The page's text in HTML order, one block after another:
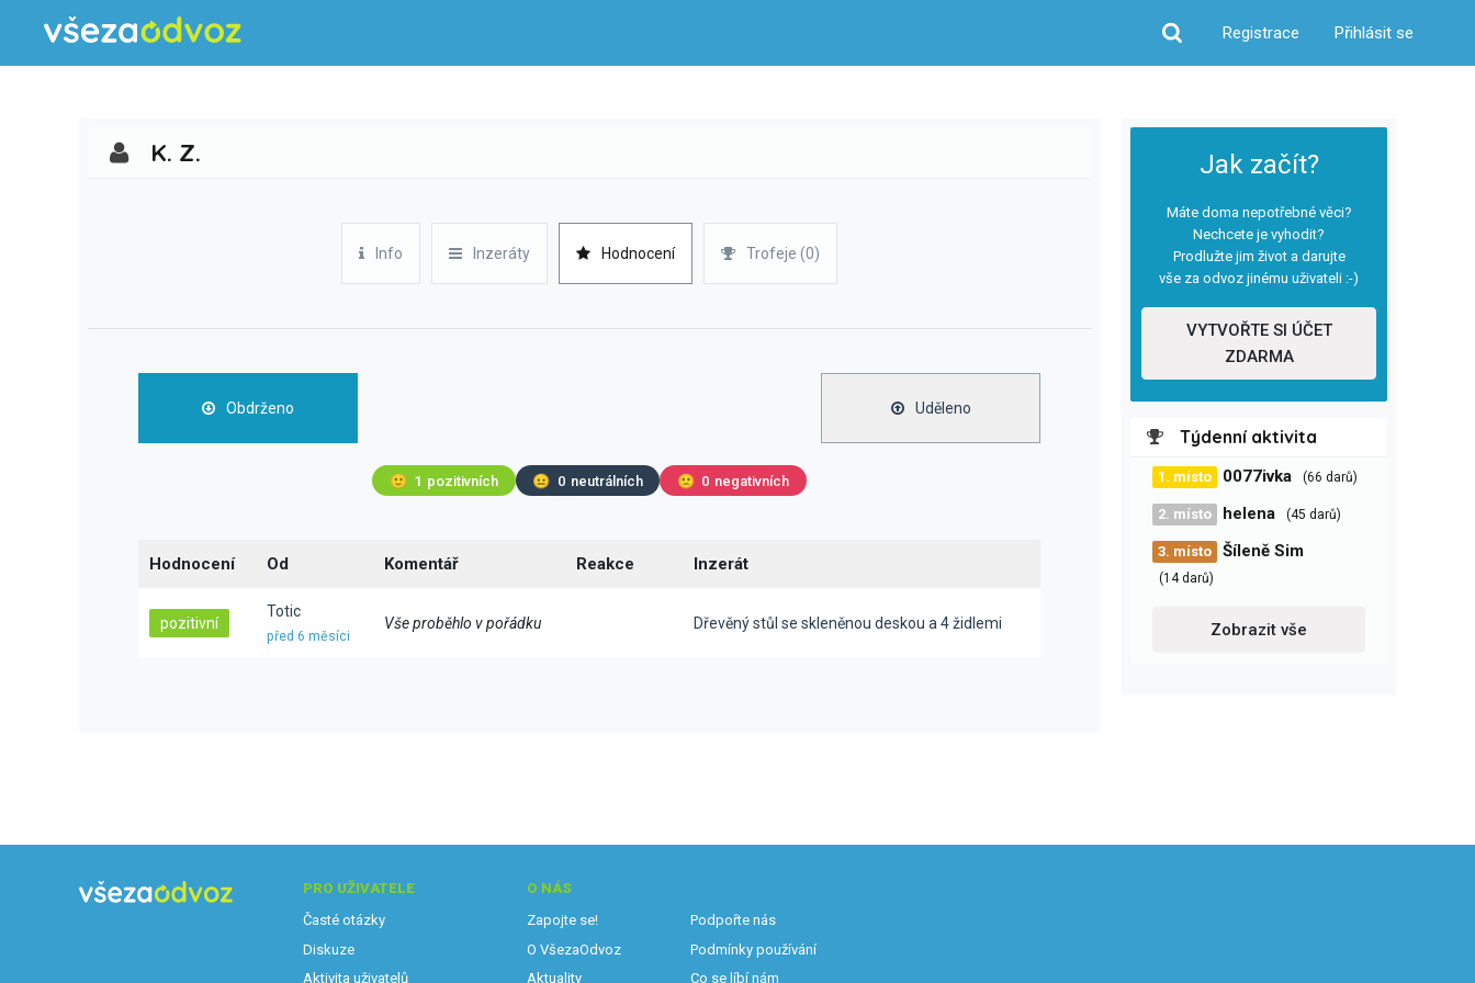
Hledat
Registrace Přihlásit se
Jak začít?
Máte doma nepotřebné věci?
Nechcete je vyhodit?
Prodlužte jim život a darujte
vše za odvoz jinému uživateli :-)
VYTVOŘTE SI ÚČET
ZDARMA
Týdenní aktivita
1. místo 0077ivka (66 darů)
2. místo helena (45 darů)
3. místo Šíleně Sim
(14 darů)
Zobrazit vše
K. Z.
Info Inzeráty Hodnocení Trofeje (0)
Obdrženo Uděleno
🙂 1 pozitivních 😐 0 neutrálních 🙁 0 negativních
Hodnocení Od Komentář Reakce Inzerát
pozitivní
Totic
před 6 měsíci
Vše proběhlo v pořádku Dřevěný stůl se skleněnou deskou a 4 židlemi
PRO UŽIVATELE
Časté otázky
Diskuze
Aktivita uživatelů
O NÁS
Zapojte se!
O VšezaOdvoz
Aktuality
Podpořte nás
Podmínky používání
Co se líbí nám